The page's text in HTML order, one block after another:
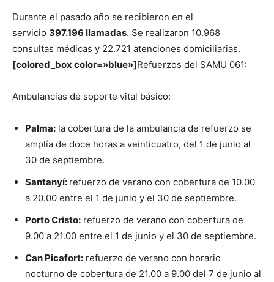
Durante el pasado año se recibieron en el
servicio 397.196 llamadas. Se realizaron 10.968
consultas médicas y 22.721 atenciones domiciliarias.
[colored_box color=»blue»]Refuerzos del SAMU 061:
Ambulancias de soporte vital básico:
Palma: la cobertura de la ambulancia de refuerzo se
amplía de doce horas a veinticuatro, del 1 de junio al
30 de septiembre.
Santanyí: refuerzo de verano con cobertura de 10.00
a 20.00 entre el 1 de junio y el 30 de septiembre.
Porto Cristo: refuerzo de verano con cobertura de
9.00 a 21.00 entre el 1 de junio y el 30 de septiembre.
Can Picafort: refuerzo de verano con horario
nocturno de cobertura de 21.00 a 9.00 del 7 de junio al